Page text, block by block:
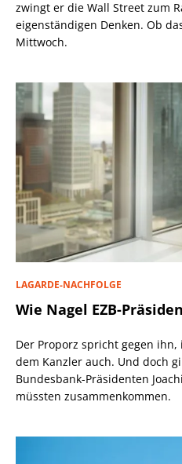
zwingt er die Wall Street zum Rätselraten und zum
eigenständigen Denken. Ob
Mittwoch.
LAGARDE-NACHFOLGE
Wie Nagel EZB-
Der Proporz spricht gegen
dem Kanzler auch. Und doch
Bundesbank-Präsidenten
müssten zusammenkommen.